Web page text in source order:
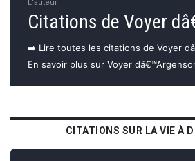
L'auteur
Citations de Voyer
➡️ Lire toutes les citations de Voyer
En savoir plus sur Voyer
CITATIONS SUR LA VIE À